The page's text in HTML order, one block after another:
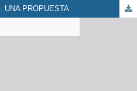
UNA PROPUESTA